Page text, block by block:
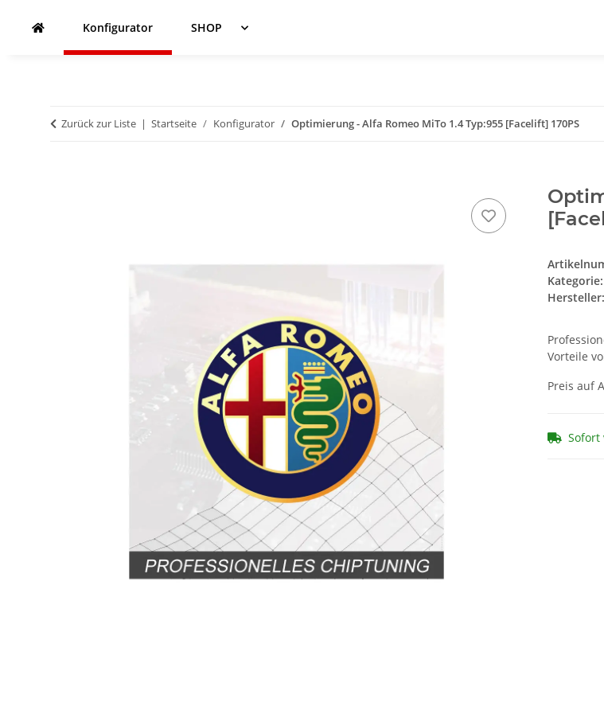
Konfigurator SHOP
Zurück zur Liste Startseite Konfigurator Optimierung - Alfa Romeo MiTo 1.4 Typ:955 [Facelift] 170PS
Kategorie:
Hersteller:
Vorteile
Preis auf
Sofort